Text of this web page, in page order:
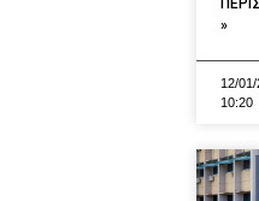
»
12/
10:20